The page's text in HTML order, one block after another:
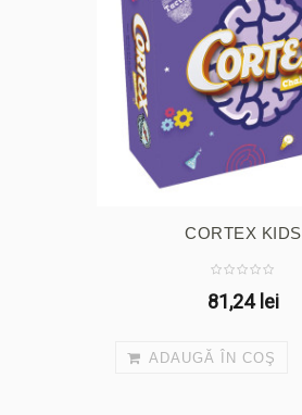
CORTEX KIDS
81,24 lei
ADAUGĂ ÎN COŞ